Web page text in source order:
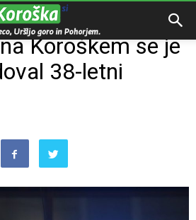
Koroškem se je
38-letni